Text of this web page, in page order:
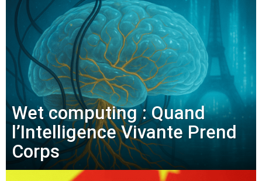
Wet computing : Quand
l’Intelligence Vivante Prend
Corps